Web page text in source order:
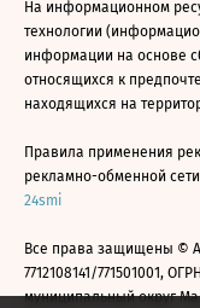
На информационном
технологии
информации на основе
относящихся к
находящихся на
Правила применения
рекламно-обменной
24smi
Все права защищены ©
7712108141/771501001,
муниципальный округ